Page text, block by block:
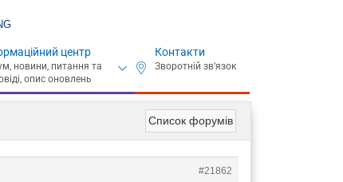
центр Контакти
Список форумів
#21862